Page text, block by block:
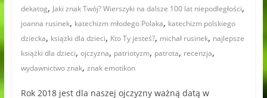
dekatog, Jaki znak Twój? Wierszyki na dalsze 100 lat niepodległości,
joanna rusinek, katechizm młodego Polaka, katechizm polskiego
dziecka, książki dla dzieci, Kto Ty jesteś?, michał rusinek, najlepsze
książki dla dzieci, ojczyzna, patriotyzm, patrota, recenzja,
wydawnictwo znak, znak emotikon
Rok 2018 jest dla naszej ojczyzny ważną datą w